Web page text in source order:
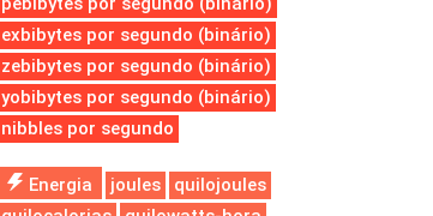
exbibytes por segundo (binário)
zebibytes por segundo (binário)
yobibytes por segundo (binário)
nibbles por segundo
Energia joules
quilojoules